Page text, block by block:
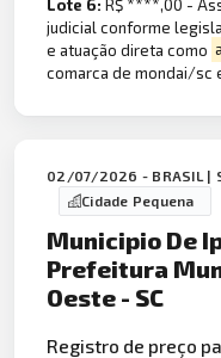
Lote 6:R$ ****,00 -
judicial conforme
e atuação direta como
comarca de mondai/sc
02/07/2026 - BRASIL |
Cidade Pequena
Municipio De
Prefeitura
Oeste - SC
Registro de preço